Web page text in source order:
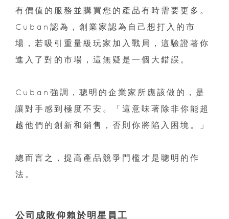
有價值的服務並購買您的產品有時需要更多。
Cuban認為，創業家認為自己想打入的市
場，若吸引重量級玩家加入戰局，這驗證著你
進入了對的市場，這無疑是一個大錯誤。
Cuban強調，聰明的企業家所應該做的，是
讓對手感到極度不安。「這意味著除非你能超
越他們的創新和銷售，否則你將陷入困境。」
總而言之，提高產品競爭門檻才是聰明的作
法。
公司成敗仰賴於明星員工